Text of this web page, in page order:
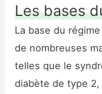
Les bases
La base du
de nombreuses
telles que le
diabète de type